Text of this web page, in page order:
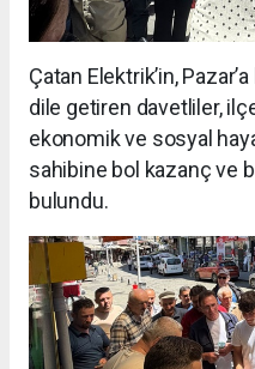
Çatan Elektrik’in,
dile getiren davetliler,
ekonomik ve sosyal
sahibine bol kazanç ve
bulundu.